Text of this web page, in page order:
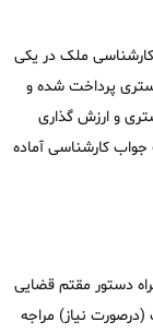
کارشناسی ملک در یکی
پرداخت شده و
و ارزش گذاری
و معمولا بعد از مدت 48 ساعت جواب کارشناسی آماده
دستور مقتم قضایی
نیاز) مراجه